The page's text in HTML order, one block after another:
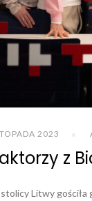
2023
z
Litwy gościła